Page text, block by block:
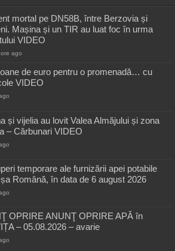
mortal pe DN58B, între Berzovia și
Mașina și un TIR au luat foc în urma
VIDEO
ago
de euro pentru o promenadă… cu
VIDEO
și vijelia au lovit Valea Almăjului și zona
– Cărbunari VIDEO
temporare ale furnizării apei potabile
Română, în data de 6 august 2026
OPRIRE ANUNŢ OPRIRE APĂ în
– 05.08.2026 – avarie